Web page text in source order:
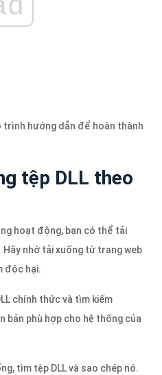
trình hướng dẫn để hoàn thành
tệp DLL theo
hoạt động, bạn có thể tải
nhớ tải xuống từ trang web
độc hại.
chính thức và tìm kiếm
bản phù hợp cho hệ thống của
tìm tệp DLL và sao chép nó.